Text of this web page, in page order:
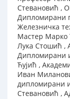
Стевановић ,
Дипломирани
Железничка
Мастер
Лука Стошић ,
Дипломирани
Ћујић ,
Иван
дипломирани
Стевановић ,